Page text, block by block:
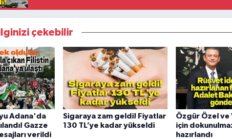
çekebilir
Adana'da
Gazze
verildi
Sigaraya zam geldi! Fiyatlar
130 TL’ye kadar yükseldi
Özgür Özel ve
için
hazırlandı